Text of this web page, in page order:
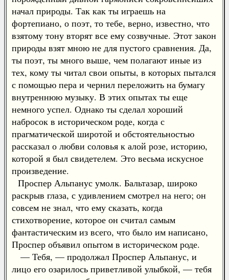
начал природы. Так как ты играешь на
фортепиано, о поэт, то тебе, верно, известно, что
взятому тону вторят все ему созвучные. Этот закон
природы взят мною не для пустого сравнения. Да,
ты поэт, ты много выше, чем полагают иные из
тех, кому ты читал свои опыты, в которых пытался
с помощью пера и чернил переложить на бумагу
внутреннюю музыку. В этих опытах ты еще
немного успел. Однако ты сделал хороший
набросок в историческом роде, когда с
прагматической широтой и обстоятельностью
рассказал о любви соловья к алой розе, историю,
которой я был свидетелем. Это весьма искусное
произведение.
Проспер Альпанус умолк. Бальтазар, широко
раскрыв глаза, с удивлением смотрел на него; он
совсем не знал, что ему сказать, когда
стихотворение, которое он считал самым
фантастическим из всего, что было им написано,
Проспер объявил опытом в историческом роде.
— Тебя, — продолжал Проспер Альпанус, и
лицо его озарилось приветливой улыбкой, — тебя